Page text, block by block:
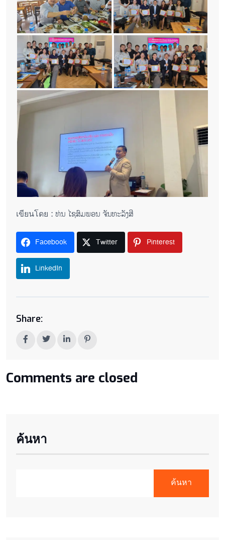
เขียนโดย : ທ່ນ ໄຊສົມພອນ ຈັນທະລັງສີ
Facebook Twitter Pinterest
LinkedIn
Share:
Comments are closed
ค้นหา
ค้นหา